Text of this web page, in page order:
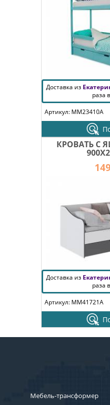
Доставка из
раза
Артикул: MM23410A
КРОВАТЬ С
Доставка из
раза
Артикул: MM41721A
Мебель-трансформер